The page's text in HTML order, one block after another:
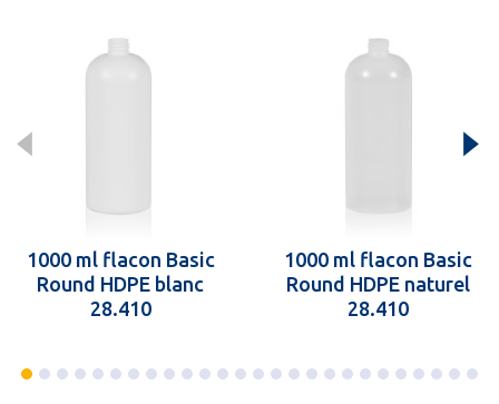
1000 ml flacon Basic
Round HDPE blanc
28.410
1000 ml flacon Basic
Round HDPE naturel
28.410